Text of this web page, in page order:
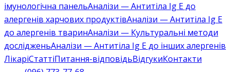
імунологічна панельАналізи — Антитіла Ig E до
алергенів харчових продуктівАналізи — Антитіла Ig E
до алергенів тваринАналізи — Культуральні методи
дослідженьАналізи — Антитіла Ig E до інших алергенів
ЛікаріСтаттіПитання-відповідьВідгукиКонтакти